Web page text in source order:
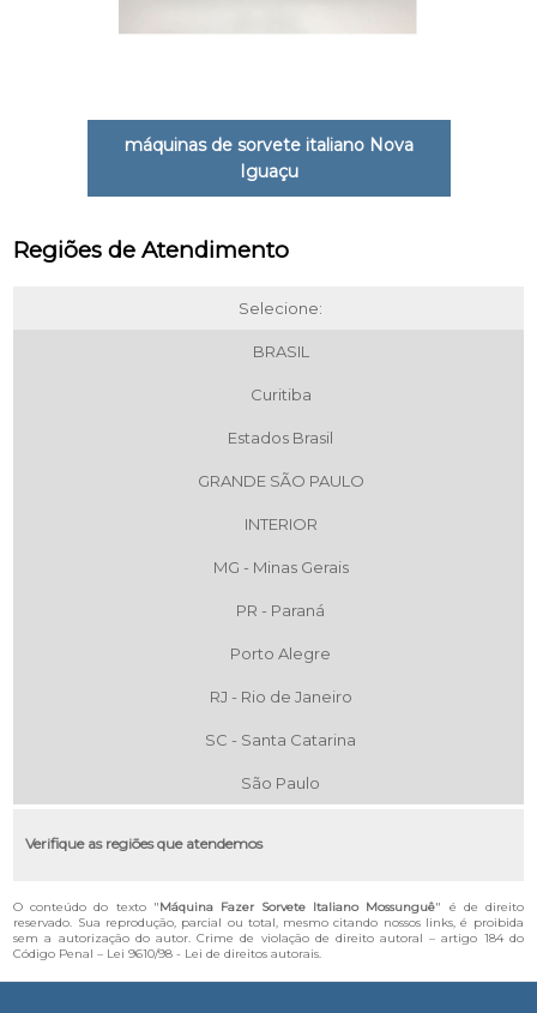
máquinas de sorvete italiano Nova
Iguaçu
Regiões de Atendimento
Selecione:
BRASIL
Curitiba
Estados Brasil
GRANDE SÃO PAULO
INTERIOR
MG - Minas Gerais
PR - Paraná
Porto Alegre
RJ - Rio de Janeiro
SC - Santa Catarina
São Paulo
Verifique as regiões que atendemos
O conteúdo do texto "Máquina Fazer Sorvete Italiano Mossunguê" é de direito
reservado. Sua reprodução, parcial ou total, mesmo citando nossos links, é proibida
sem a autorização do autor. Crime de violação de direito autoral – artigo 184 do
Código Penal – Lei 9610/98 - Lei de direitos autorais.